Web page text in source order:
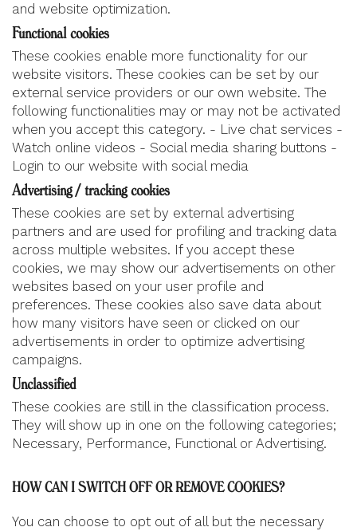
and website optimization.
Functional cookies
These cookies enable more functionality for our
website visitors. These cookies can be set by our
external service providers or our own website. The
following functionalities may or may not be activated
when you accept this category. - Live chat services -
Watch online videos - Social media sharing buttons -
Login to our website with social media
Advertising / tracking cookies
These cookies are set by external advertising
partners and are used for profiling and tracking data
across multiple websites. If you accept these
cookies, we may show our advertisements on other
websites based on your user profile and
preferences. These cookies also save data about
how many visitors have seen or clicked on our
advertisements in order to optimize advertising
campaigns.
Unclassified
These cookies are still in the classification process.
They will show up in one on the following categories;
Necessary, Performance, Functional or Advertising.
HOW CAN I SWITCH OFF OR REMOVE COOKIES?
You can choose to opt out of all but the necessary